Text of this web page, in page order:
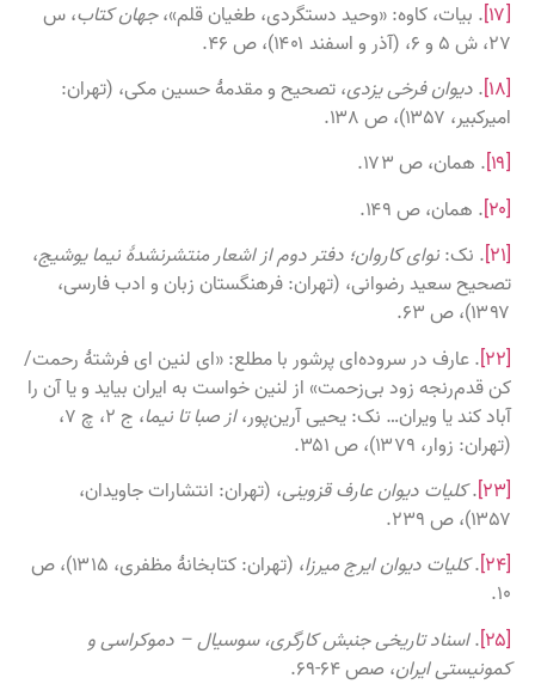
[۱۷]
. بیات، کاوه: «وحید دستگردی، طغیان قلم»،جهان کتاب، س
۲۷، ش ۵ و ۶، (آذر و اسفند ۱۴۰۱)، ص ۴۶.
. دیوان فرخی یزدی، تصحیح و مقدمهٔ حسین مکی، (تهران:
امیرکبیر، ۱۳۵۷)، ص ۱۳۸.
. همان، ص ۱۷۳.
[۲۰]
. همان، ص ۱۴۹.
. نک: نوای کاروان؛ دفتر دوم از اشعار منتشرنشدهٔ نیما یوشیج،
تصحیح سعید رضوانی، (تهران: فرهنگستان زبان و ادب فارسی،
۱۳۹۷)، ص ۶۳.
[۲۲]
. عارف در سروده‌ای پرشور با مطلع: «ای لنین ای فرشتهٔ رحمت/
کن قدم‌رنجه زود بی‌زحمت» از لنین خواست به ایران بیاید و یا آن را
آباد کند یا ویران… نک: یحیی آرین‌پور،از صبا تا نیما
، ج ۲، چ ۷،
(تهران: زوار، ۱۳۷۹)، ص ۳۵۱.
[۲۳]
.کلیات دیوان عارف قزوینی، (تهران: انتشارات جاویدان،
۱۳۵۷)، ص ۲۳۹.
.کلیات دیوان ایرج میرزا
، (تهران: کتابخانهٔ مظفری، ۱۳۱۵)، ص
۱۰.
[۲۵]
.اسناد تاریخی جنبش کارگری، سوسیال – دموکراسی و
کمونیستی ایران، صص ۶۴-۶۹.